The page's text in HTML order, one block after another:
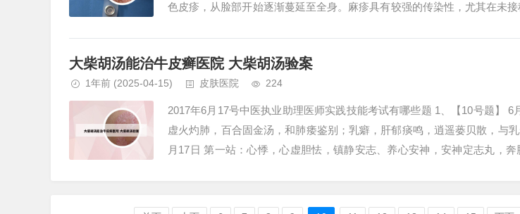
色皮疹，从脸部开始逐渐蔓延至全身。麻疹具有较强的传染性，尤其在未接
大柴胡汤能治牛皮癣医院 大柴胡汤验案
1年前 (2025-04-15) 皮肤医院 224
2017年6月17号中医执业助理医师实践技能考试有哪些题 1、【10号题】 6
虚火灼肺，百合固金汤，和肺痿鉴别；乳癖，肝郁痰鸣，逍遥蒌贝散，与
月17日 第一站：心悸，心虚胆怯，镇静安志、养心安神，安神定志丸，